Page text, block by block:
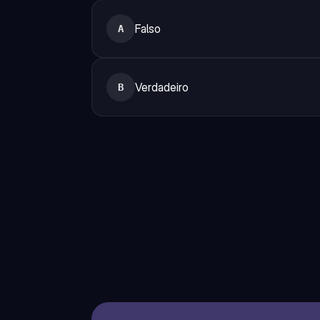
A Falso
B Verdadeiro